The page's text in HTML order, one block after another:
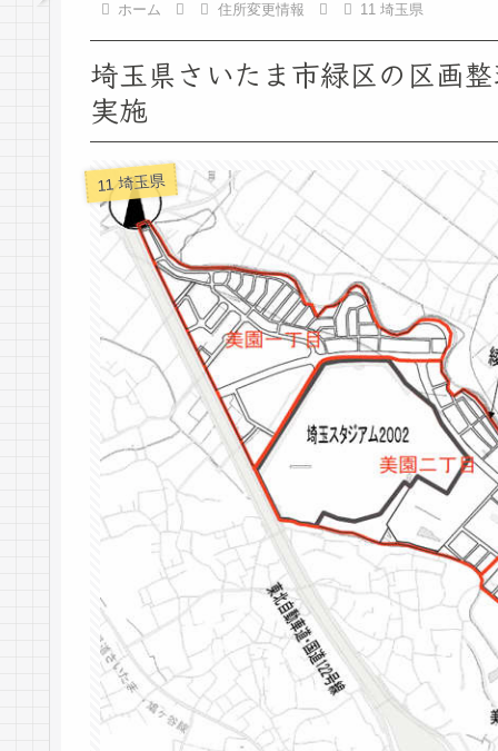
ホーム 住所変更情報 11 埼玉県
埼玉県さいたま市緑区の区画
実施
11 埼玉県